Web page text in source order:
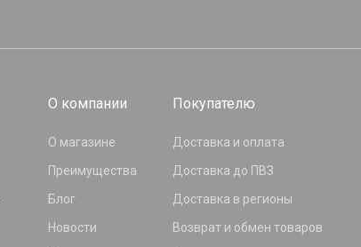
О компании
О магазине
Преимущества
Блог
Новости
Покупателю
Доставка и оплата
Доставка до ПВЗ
Доставка в регионы
Возврат и обмен товаров